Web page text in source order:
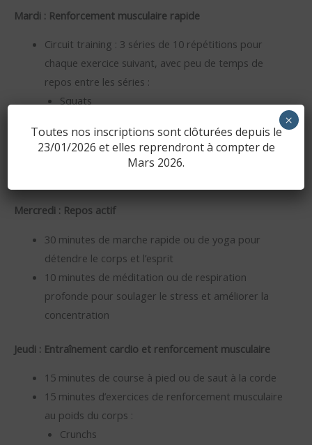
Mardi : Renforcement musculaire rapide
Circuit training : 3 séries de 10 répétitions pour
chaque exercice suivant, avec peu de temps de
repos entre les séries :
Squats
Fentes
Mercredi : Repos actif
30 minutes de marche rapide ou de yoga pour
détendre le corps et l’esprit
10 minutes de méditation ou de respiration
profonde pour soulager le stress et améliorer la
concentration
Jeudi : Entraînement cardio et renforcement musculaire
15 minutes de course à pied ou de saut à la corde
15 minutes d’exercices de renforcement musculaire
au poids du corps :
Crunchs
Toutes nos inscriptions sont clôturées depuis le
23/01/2026 et elles reprendront à compter de
Mars 2026.
×